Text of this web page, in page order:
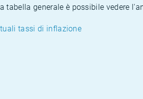
tabella generale è possibile vedere
tassi di inflazione